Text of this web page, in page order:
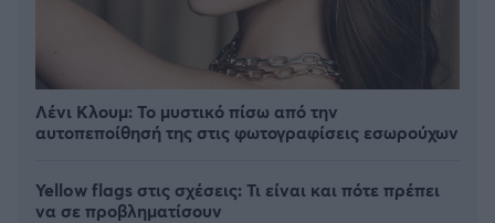
Λένι Κλουμ: Το μυστικό πίσω από την
αυτοπεποίθησή της στις φωτογραφίσεις εσωρούχων
Yellow flags στις σχέσεις: Τι είναι και πότε πρέπει
να σε προβληματίσουν